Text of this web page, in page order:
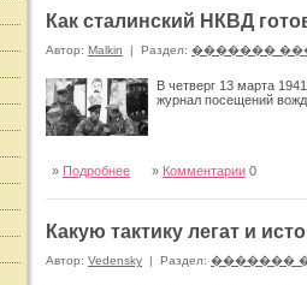
Как сталинский НКВД
Автор: Malkin | Раздел: �������
В четверг 13 марта
журнал посещений
» Подробнее » Комментарии 0
Какую тактику легат и
Автор: Vedensky | Раздел: �������